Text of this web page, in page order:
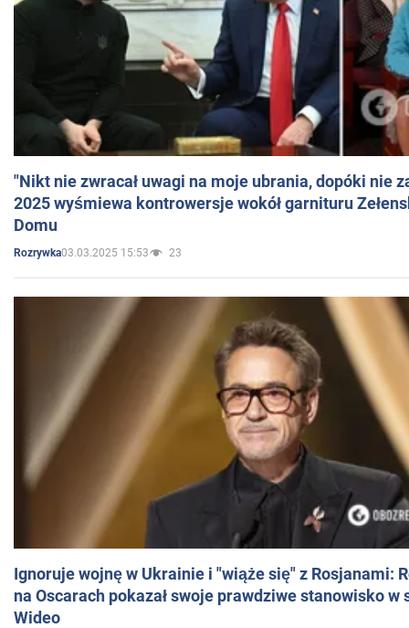
"Nikt nie zwracał uwagi na moje ubrania, dopóki nie
2025 wyśmiewa kontrowersje wokół garnituru
Domu
Rozrywka03.03.2025 15:53 23
Ignoruje wojnę w Ukrainie i "wiąże się" z Rosjanami:
na Oscarach pokazał swoje prawdziwe stanowisko w
Wideo